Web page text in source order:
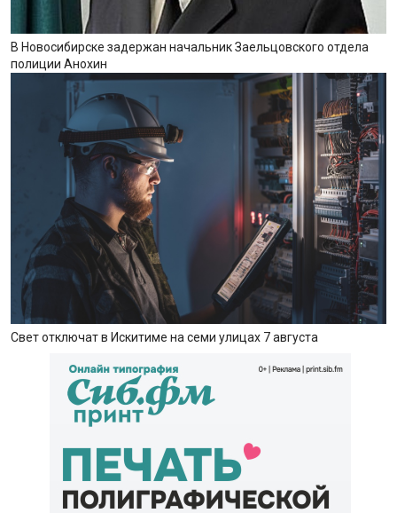
В Новосибирске задержан начальник Заельцовского отдела
полиции Анохин
Свет отключат в Искитиме на семи улицах 7 августа